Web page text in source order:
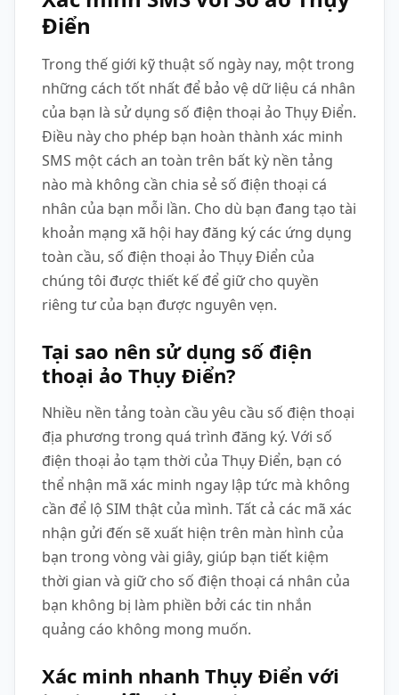
Điển
Trong thế giới kỹ thuật số ngày nay, một trong
những cách tốt nhất để bảo vệ dữ liệu cá nhân
của bạn là sử dụng số điện thoại ảo Thụy Điển.
Điều này cho phép bạn hoàn thành xác minh
SMS một cách an toàn trên bất kỳ nền tảng
nào mà không cần chia sẻ số điện thoại cá
nhân của bạn mỗi lần. Cho dù bạn đang tạo tài
khoản mạng xã hội hay đăng ký các ứng dụng
toàn cầu, số điện thoại ảo Thụy Điển của
chúng tôi được thiết kế để giữ cho quyền
riêng tư của bạn được nguyên vẹn.
Tại sao nên sử dụng số điện
thoại ảo Thụy Điển?
Nhiều nền tảng toàn cầu yêu cầu số điện thoại
địa phương trong quá trình đăng ký. Với số
điện thoại ảo tạm thời của Thụy Điển, bạn có
thể nhận mã xác minh ngay lập tức mà không
cần để lộ SIM thật của mình. Tất cả các mã xác
nhận gửi đến sẽ xuất hiện trên màn hình của
bạn trong vòng vài giây, giúp bạn tiết kiệm
thời gian và giữ cho số điện thoại cá nhân của
bạn không bị làm phiền bởi các tin nhắn
quảng cáo không mong muốn.
Xác minh nhanh Thụy Điển với